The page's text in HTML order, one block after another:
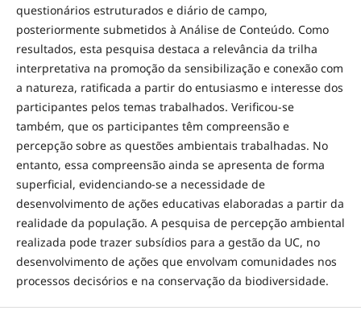
questionários estruturados e diário de campo,
posteriormente submetidos à Análise de Conteúdo. Como
resultados, esta pesquisa destaca a relevância da trilha
interpretativa na promoção da sensibilização e conexão com
a natureza, ratificada a partir do entusiasmo e interesse dos
participantes pelos temas trabalhados. Verificou-se
também, que os participantes têm compreensão e
percepção sobre as questões ambientais trabalhadas. No
entanto, essa compreensão ainda se apresenta de forma
superficial, evidenciando-se a necessidade de
desenvolvimento de ações educativas elaboradas a partir da
realidade da população. A pesquisa de percepção ambiental
realizada pode trazer subsídios para a gestão da UC, no
desenvolvimento de ações que envolvam comunidades nos
processos decisórios e na conservação da biodiversidade.